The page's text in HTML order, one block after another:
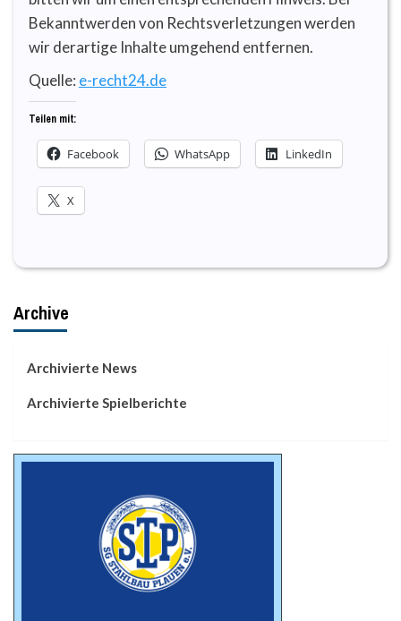
Bekanntwerden von Rechtsverletzungen werden
wir derartige Inhalte umgehend entfernen.
Quelle: e-recht24.de
Teilen mit:
Facebook WhatsApp LinkedIn
X
Archive
Archivierte News
Archivierte Spielberichte